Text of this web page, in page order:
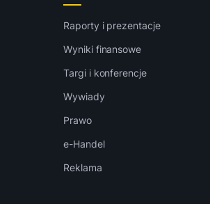
Raporty i prezentacje
Wyniki finansowe
Targi i konferencje
Wywiady
Prawo
e-Handel
Reklama